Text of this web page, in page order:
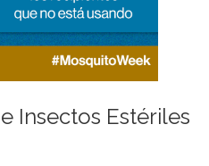
Insectos Estériles